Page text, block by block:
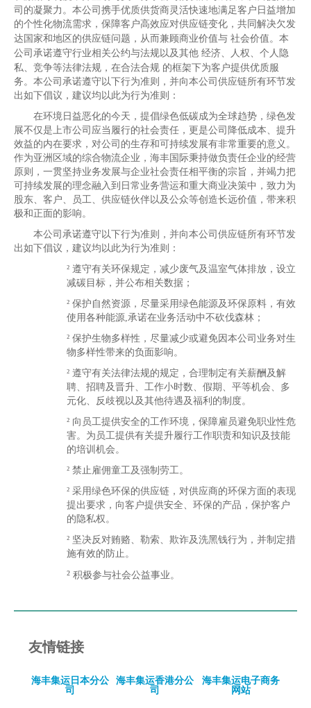
司的凝聚力。本公司携手优质供货商灵活快速地满足客户日益增加
的个性化物流需求，保障客户高效应对供应链变化，共同解决欠发
达国家和地区的供应链问题，从而兼顾商业价值与 社会价值。本
公司承诺遵守行业相关公约与法规以及其他 经济、人权、个人隐
私、竞争等法律法规，在合法合规 的框架下为客户提供优质服
务。本公司承诺遵守以下行为准则，并向本公司供应链所有环节发
出如下倡议，建议均以此为行为准则：
在环境日益恶化的今天，提倡绿色低碳成为全球趋势，绿色发
展不仅是上市公司应当履行的社会责任，更是公司降低成本、提升
效益的内在要求，对公司的生存和可持续发展有非常重要的意义。
作为亚洲区域的综合物流企业，海丰国际秉持做负责任企业的经营
原则，一贯坚持业务发展与企业社会责任相平衡的宗旨，并竭力把
可持续发展的理念融入到日常业务营运和重大商业决策中，致力为
股东、客户、员工、供应链伙伴以及公众等创造长远价值，带来积
极和正面的影响。
本公司承诺遵守以下行为准则，并向本公司供应链所有环节发
出如下倡议，建议均以此为行为准则：
² 遵守有关环保规定，减少废气及温室气体排放，设立
减碳目标，并公布相关数据；
² 保护自然资源，尽量采用绿色能源及环保原料，有效
使用各种能源,承诺在业务活动中不砍伐森林；
² 保护生物多样性，尽量减少或避免因本公司业务对生
物多样性带来的负面影响。
² 遵守有关法律法规的规定，合理制定有关薪酬及解
聘、招聘及晋升、工作小时数、假期、平等机会、多
元化、反歧视以及其他待遇及福利的制度。
² 向员工提供安全的工作环境，保障雇员避免职业性危
害。为员工提供有关提升履行工作职责和知识及技能
的培训机会。
² 禁止雇佣童工及强制劳工。
² 采用绿色环保的供应链，对供应商的环保方面的表现
提出要求，向客户提供安全、环保的产品，保护客户
的隐私权。
² 坚决反对贿赂、勒索、欺诈及洗黑钱行为，并制定措
施有效的防止。
² 积极参与社会公益事业。
友情链接
海丰集运日本分公
司
海丰集运香港分公
司
海丰集运电子商务
网站